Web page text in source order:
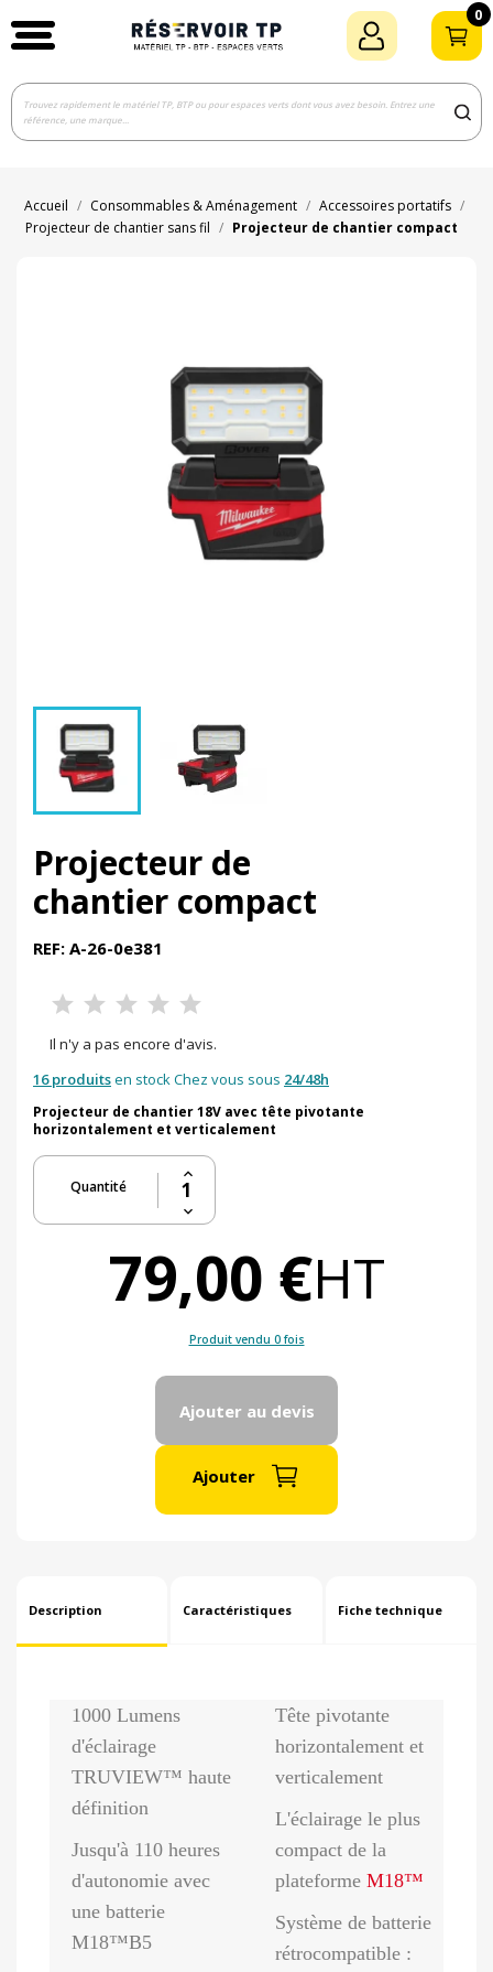
0
Accueil Consommables & Aménagement
Accessoires portatifs
Projecteur de chantier sans fil
Projecteur de chantier compact
Projecteur de
chantier compact
REF: A-26-0e381
Il n'y a pas encore d'avis.
16 produitsen stock Chez vous sous 24/48h
Projecteur de chantier 18V avec tête pivotante
horizontalement et verticalement
Quantité
79,00 €HT
Produit vendu 0 fois
Ajouter au devis
Ajouter
Description Caractéristiques Fiche technique
1000 Lumens
d'éclairage
TRUVIEW™ haute
définition
Jusqu'à 110 heures
d'autonomie avec
une batterie
M18™B5
Tête pivotante
horizontalement et
verticalement
L'éclairage le plus
compact de la
plateforme M18™
Système de batterie
rétrocompatible :